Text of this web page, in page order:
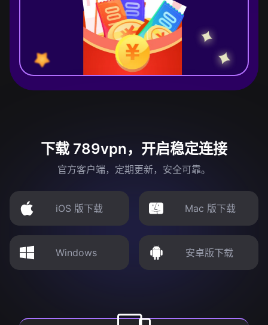
下载 789vpn，开启稳定连接
官方客户端，定期更新，安全可靠。
iOS 版下载 Mac 版下载
Windows 安卓版下载